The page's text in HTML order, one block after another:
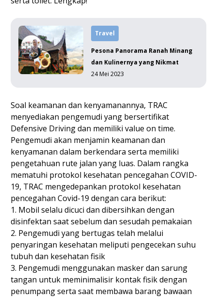
Travel
Pesona Panorama Ranah Minang
dan Kulinernya yang Nikmat
24 Mei 2023
Soal keamanan dan kenyamanannya, TRAC
menyediakan pengemudi yang bersertifikat
Defensive Driving dan memiliki value on time.
Pengemudi akan menjamin keamanan dan
kenyamanan dalam berkendara serta memiliki
pengetahuan rute jalan yang luas. Dalam rangka
mematuhi protokol kesehatan pencegahan COVID-
19, TRAC mengedepankan protokol kesehatan
pencegahan Covid-19 dengan cara berikut:
1. Mobil selalu dicuci dan dibersihkan dengan
disinfektan saat sebelum dan sesudah pemakaian
2. Pengemudi yang bertugas telah melalui
penyaringan kesehatan meliputi pengecekan suhu
tubuh dan kesehatan fisik
3. Pengemudi menggunakan masker dan sarung
tangan untuk meminimalisir kontak fisik dengan
penumpang serta saat membawa barang bawaan